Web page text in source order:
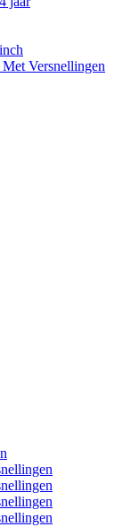
Versnellingen